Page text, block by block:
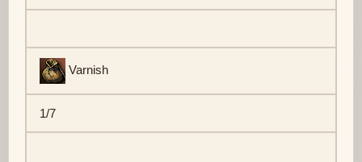
Varnish
1/7